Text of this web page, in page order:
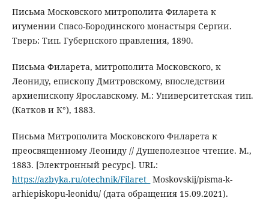
Письма Московского митрополита Филарета к
игумении Спасо-Бородинского монастыря Сергии.
Тверь: Тип. Губернского правления, 1890.
Письма Филарета, митрополита Московского, к
Леониду, епископу Дмитровскому, впоследствии
архиепископу Ярославскому. М.: Университетская тип.
(Катков и К°), 1883.
Письма Митрополита Московского Филарета к
преосвященному Леониду // Душеполезное чтение. М.,
1883. [Электронный ресурс]. URL:
https://azbyka.ru/otechnik/Filaret_ Moskovskij/pisma-k-
arhiepiskopu-leonidu/ (дата обращения 15.09.2021).